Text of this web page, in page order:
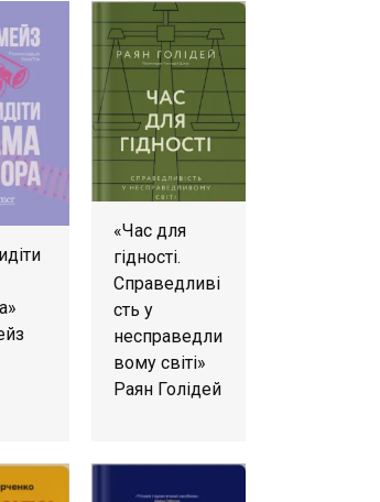
«Час для
гідності.
Справедливі
сть у
несправедли
вому світі»
Раян Голідей